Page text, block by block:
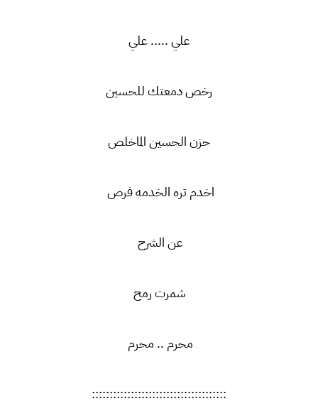
علي ..... علي
رخص دمعتك للحسين
حزن الحسين الماخلص
اخدم تره الخدمه فرص
عن الشرح
شمرت رمح
محرم .. محرم
::::::::::::::::::::::::::::::::::::::